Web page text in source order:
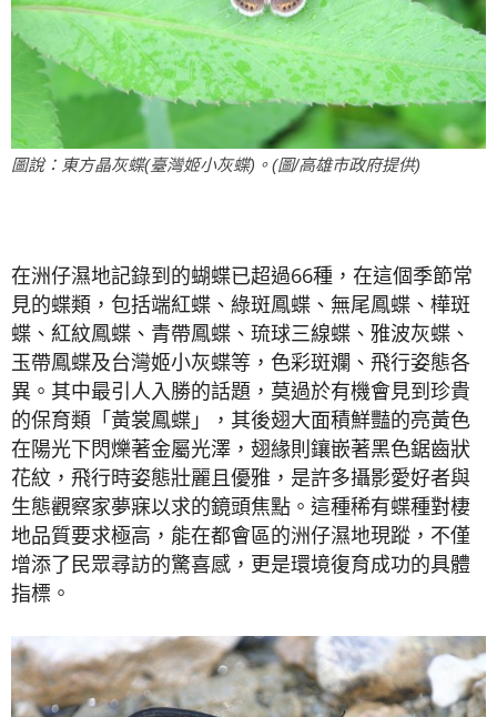
圖說：東方晶灰蝶(臺灣姬小灰蝶)。(圖/高雄市政府提供)
在洲仔濕地記錄到的蝴蝶已超過66種，在這個季節常
見的蝶類，包括端紅蝶、綠斑鳳蝶、無尾鳳蝶、樺斑
蝶、紅紋鳳蝶、青帶鳳蝶、琉球三線蝶、雅波灰蝶、
玉帶鳳蝶及台灣姬小灰蝶等，色彩斑斕、飛行姿態各
異。其中最引人入勝的話題，莫過於有機會見到珍貴
的保育類「黃裳鳳蝶」，其後翅大面積鮮豔的亮黃色
在陽光下閃爍著金屬光澤，翅緣則鑲嵌著黑色鋸齒狀
花紋，飛行時姿態壯麗且優雅，是許多攝影愛好者與
生態觀察家夢寐以求的鏡頭焦點。這種稀有蝶種對棲
地品質要求極高，能在都會區的洲仔濕地現蹤，不僅
增添了民眾尋訪的驚喜感，更是環境復育成功的具體
指標。